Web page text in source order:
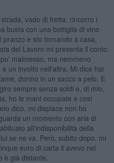
vado di fretta, rincorro i
busta con una bottiglia di vino
e sto tornando a casa,
del Lavoro mi presenta il conto.
malmesso, ma nemmeno
un involto nell'altra. Mi dice hai
dormo in un sacco a pelo. E
sempre senza soldi e, di mio,
ho le mani occupate e così
dico, mi dispiace non ho
un momento con aria di
all'indisponibilità della
se ne va. Però, subito dopo, mi
euro di carta li avevo nel
è già distante.